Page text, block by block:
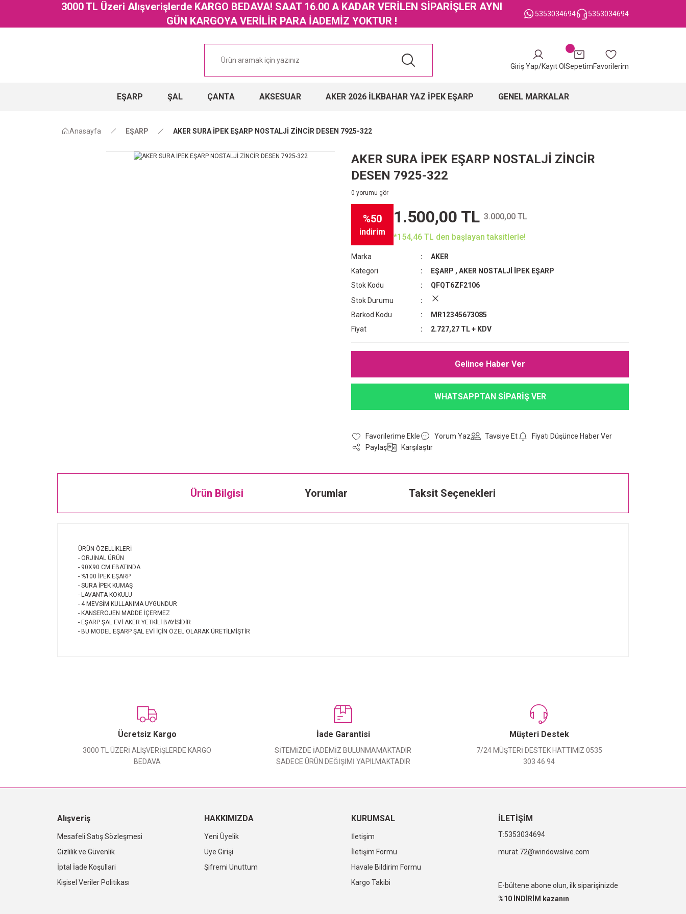
3000 TL Üzeri Alışverişlerde KARGO BEDAVA! SAAT 16.00 A KADAR VERİLEN SİPARİŞLER AYNI
GÜN KARGOYA VERİLİR PARA İADEMİZ YOKTUR !
5353034694 5353034694
Giriş Yap/Kayıt Ol SepetimFavorilerim
EŞARP ŞAL ÇANTA AKSESUAR AKER 2026 İLKBAHAR YAZ İPEK EŞARP GENEL MARKALAR
Anasayfa EŞARP AKER SURA İPEK EŞARP NOSTALJİ ZİNCİR DESEN 7925-322
AKER SURA İPEK EŞARP NOSTALJİ ZİNCİR
DESEN 7925-322
0 yorumu gör
%50
indirim
1.500,00 TL 3.000,00 TL
*154,46 TL den başlayan taksitlerle!
Marka
AKER
Kategori
EŞARP , AKER NOSTALJİ İPEK EŞARP
Stok Kodu
QFQT6ZF2106
Stok Durumu
Barkod Kodu
MR12345673085
Fiyat
2.727,27 TL + KDV
Gelince Haber Ver
WHATSAPPTAN SİPARİŞ VER
Yorum Yaz Tavsiye Et
Fiyatı Düşünce Haber Ver
Paylaş
Karşılaştır
Ürün Bilgisi Yorumlar Taksit Seçenekleri
ÜRÜN ÖZELLİKLERİ
- ORJİNAL ÜRÜN
- 90X90 CM EBATINDA
- %100 İPEK EŞARP
- SURA İPEK KUMAŞ
- LAVANTA KOKULU
- 4 MEVSİM KULLANIMA UYGUNDUR
- KANSEROJEN MADDE İÇERMEZ
- EŞARP ŞAL EVİ AKER YETKİLİ BAYİSİDİR
- BU MODEL EŞARP ŞAL EVİ İÇİN ÖZEL OLARAK ÜRETİLMİŞTİR
Yorum Yaz
Ücretsiz Kargo
3000 TL ÜZERİ ALIŞVERİŞLERDE KARGO
BEDAVA
İade Garantisi
SİTEMİZDE İADEMİZ BULUNMAMAKTADIR
SADECE ÜRÜN DEĞİŞİMİ YAPILMAKTADIR
Müşteri Destek
7/24 MÜŞTERİ DESTEK HATTIMIZ 0535
303 46 94
Alışveriş
Mesafeli Satış Sözleşmesi
Gizlilik ve Güvenlik
İptal İade Koşullari
Kişisel Veriler Politikası
HAKKIMIZDA
Yeni Üyelik
Üye Girişi
Şifremi Unuttum
KURUMSAL
İletişim
İletişim Formu
Havale Bildirim Formu
Kargo Takibi
İLETİŞİM
5353034694
murat.72@windowslive.com
E-bültene abone olun, ilk siparişinizde
%10 İNDİRİM kazanın